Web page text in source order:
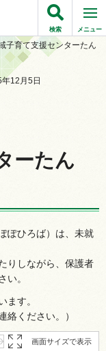
検索 メニュー
子育て支援センターたん
12月5日
ーたん
ぽひろば）は、未就
りしながら、保護者
い。
ます。
絡ください。）
画面サイズで表示